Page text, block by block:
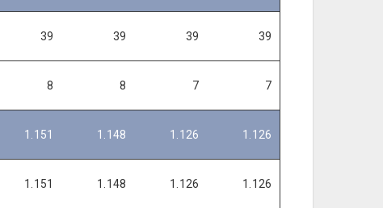
39 39 39 39
8 8 7 7
1.151 1.148 1.126 1.126
1.151 1.148 1.126 1.126